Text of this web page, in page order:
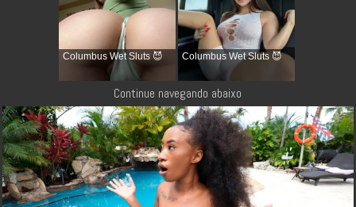
Columbus Wet Sluts 😈 Columbus Wet Sluts 😈
Continue navegando abaixo